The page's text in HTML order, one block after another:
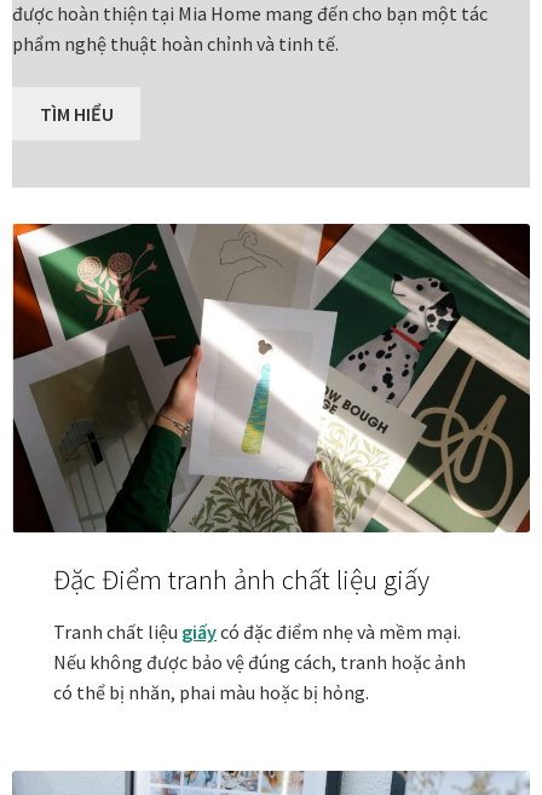
Câu hỏi thường gặp khi mua tranh tại Mia Home
Đóng khung tranh thảm Dubai
Đóng khung ảnh
Đóng khung áo đấu – áo thun
Đóng khung tranh canvas – tranh sơn dầu
Đóng khung tranh đính đá
poster, bản vẽ tay
Đóng khung tranh sơn mài
Đóng khung tranh thêu
Giỏ hàng
được hoàn thiện tại Mia Home mang đến cho bạn một tác
phẩm nghệ thuật hoàn chỉnh và tinh tế.
TÌM HIỂU
Đặc Điểm tranh ảnh chất liệu giấy
Tranh chất liệu giấycó đặc điểm nhẹ và mềm mại.
Nếu không được bảo vệ đúng cách, tranh hoặc ảnh
có thể bị nhăn, phai màu hoặc bị hỏng.